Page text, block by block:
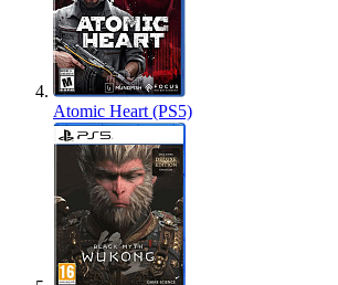
Atomic Heart (PS5)